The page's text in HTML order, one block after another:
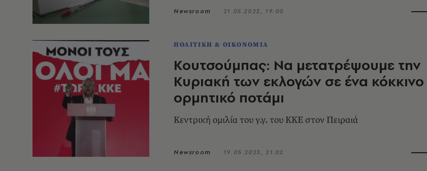
Newsroom 21.05.2023, 19:00
ΠΟΛΙΤΙΚΗ & ΟΙΚΟΝΟΜΙΑ
Κουτσούμπας: Να μετατρέψουμε την
Κυριακή των εκλογών σε ένα κόκκινο
ορμητικό ποτάμι
Κεντρική ομιλία του γ.γ. του ΚΚΕ στον Πειραιά
Newsroom 19.05.2023, 21:02